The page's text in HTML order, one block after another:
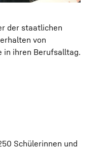
der staatlichen
von
in ihren Berufsalltag.
Schülerinnen und